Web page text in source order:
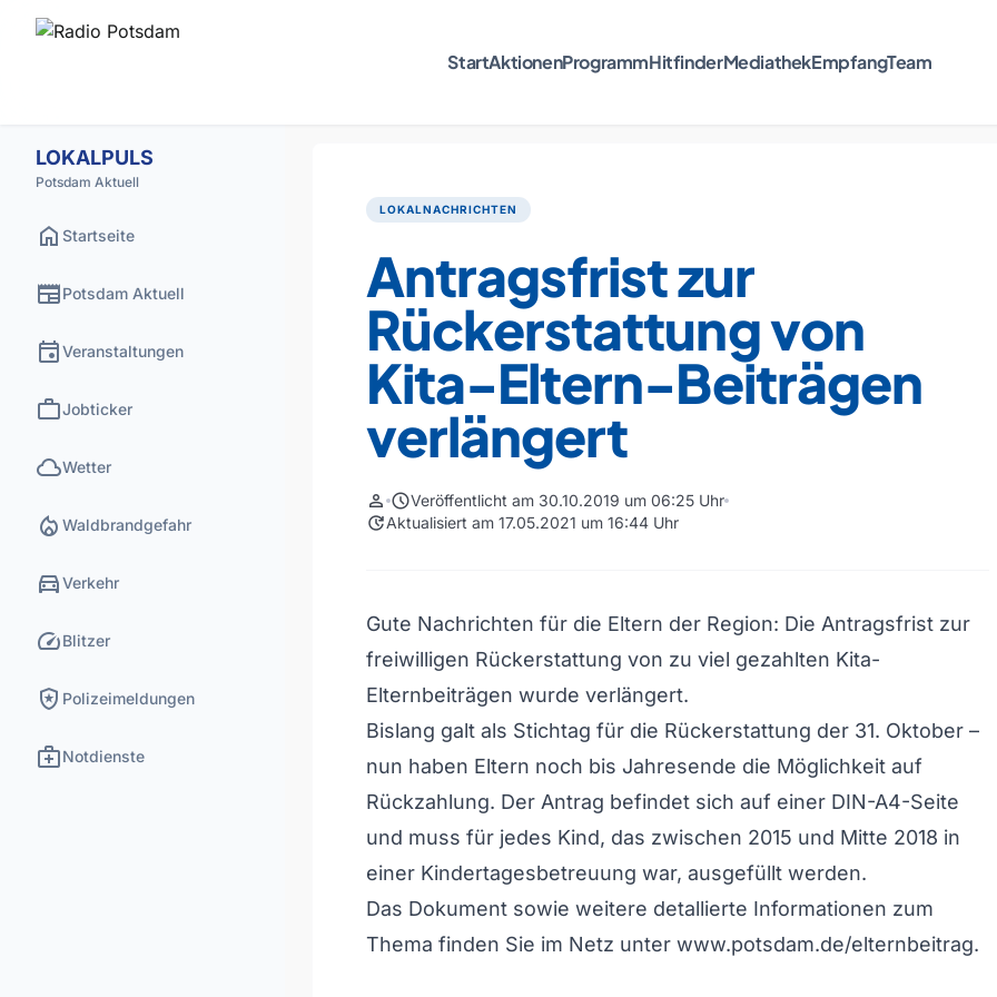
StartAktionenProgrammHitfinderMediathekEmpfangTeam
LOKALPULS
Potsdam Aktuell
home Startseite
newspaperPotsdam Aktuell
eventVeranstaltungen
workJobticker
cloudWetter
local_fire_department Waldbrandgefahr
directions_carVerkehr
speedBlitzer
local_police Polizeimeldungen
medical_servicesNotdienste
LOKALNACHRICHTEN
Antragsfrist zur
Rückerstattung von
Kita-Eltern-Beiträgen
verlängert
person scheduleVeröffentlicht am 30.10.2019 um 06:25 Uhr
updateAktualisiert am 17.05.2021 um 16:44 Uhr
Gute Nachrichten für die Eltern der Region: Die Antragsfrist zur
freiwilligen Rückerstattung von zu viel gezahlten Kita-
Elternbeiträgen wurde verlängert.
Bislang galt als Stichtag für die Rückerstattung der 31. Oktober –
nun haben Eltern noch bis Jahresende die Möglichkeit auf
Rückzahlung. Der Antrag befindet sich auf einer DIN-A4-Seite
und muss für jedes Kind, das zwischen 2015 und Mitte 2018 in
einer Kindertagesbetreuung war, ausgefüllt werden.
Das Dokument sowie weitere detallierte Informationen zum
Thema finden Sie im Netz unter www.potsdam.de/elternbeitrag.